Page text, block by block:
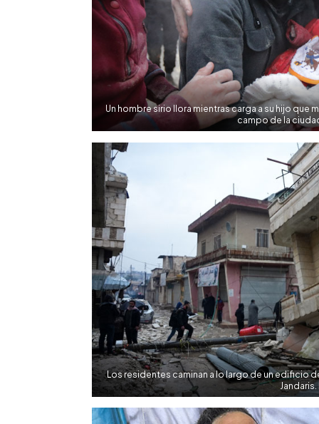
Un hombre sirio llora mientras carga a su hijo que
campo de la
Los residentes caminan a lo largo de un edificio